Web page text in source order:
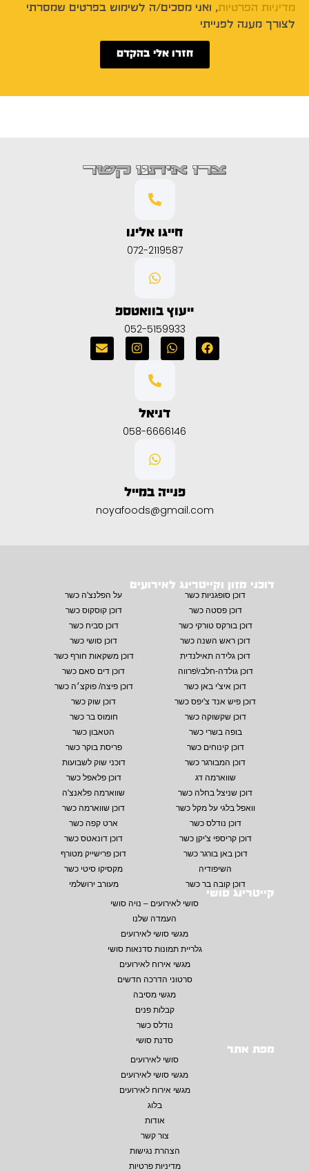
מדיניות הפרטיות, ואני מסכים/ה לשימוש בפרטים שמסרתי
לצורך מענה לפנייתי
חזרו אלי בהקדם
צרו איתנו קשר
חייגו אלינו
072-2119587
ייעוץ בוואטספ
052-5159933
דניאל
058-6666146
פנייה במייל
noyafoods@gmail.com
דוכני מזון וקייטרינג לאירועים
דוכן סופגניות כשר
על הפלנצ'ה כשר
דוכן פסטה כשר
דוכן קוסקוס כשר
דוכן בורקס טורקי כשר
דוכן סביח כשר
דוכן ראש השנה כשר
דוכן סושי כשר
דוכן גלידה תאילנדית
דוכן משקאות חורף כשר
דוכן גולדה-חלבי\פרווה
דוכן דים סאם כשר
דוכן איצ'י באן כשר
דוכן פיצה/ פוקצ׳ה כשר
דוכן פיש אנד צ'יפס כשר
דוכן שוק כשר
דוכן שקשוקה כשר
חומוס בר כשר
בופה בשרי כשר
הטאבון כשר
דוכן קינוחים כשר
פריסת בוקר כשר
דוכן המבורגר כשר
דוכני שוק לשבועות
שווארמה דג
דוכן פלאפל כשר
דוכן שניצל בחלה כשר
שווארמה פלאנצ'ה
וואפל בלגי על מקל כשר
דוכן שווארמה כשר
דוכן נודלס כשר
ארט קפה כשר
דוכן קריספי צ'יקן כשר
דוכן דונאטס כשר
דוכן באן בורגר כשר
דוכן פרישייק מטורף
השיפודיה
מקסיקו סיטי כשר
דוכן קובה בר כשר
מעורב ירושלמי
קייטרינג סושי
סושי לאירועים – נויה סושי
העמדה שלנו
מגשי סושי לאירועים
גלריית תמונות סדנאות סושי
מגשי אירוח לאירועים
סרטוני הדרכה חדשים
מגשי מסיבה
קבלות פנים
נודלס כשר
סדנת סושי
מפת אתר
סושי לאירועים
מגשי סושי לאירועים
מגשי אירוח לאירועים
בלוג
אודות
צור קשר
הצהרת נגישות
מדיניות פרטיות